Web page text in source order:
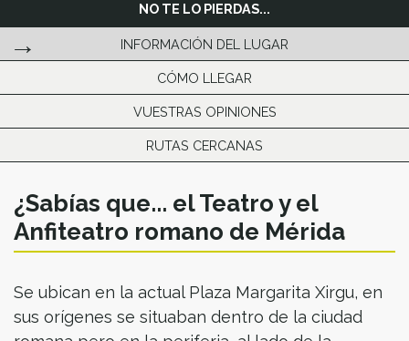
NO TE LO PIERDAS...
INFORMACIÓN DEL LUGAR
CÓMO LLEGAR
VUESTRAS OPINIONES
RUTAS CERCANAS
¿Sabías que... el Teatro y el
Anfiteatro romano de Mérida
Se ubican en la actual Plaza Margarita Xirgu, en
sus orígenes se situaban dentro de la ciudad